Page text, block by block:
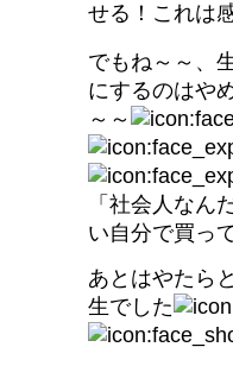
せる！これは
でもね～～、
にするのはや
～～
「社会人なん
い自分で買っ
あとはやたら
生でした